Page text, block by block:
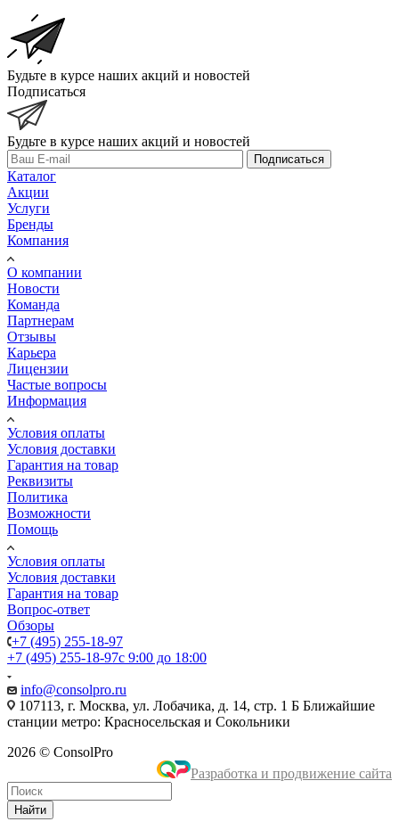
Будьте в курсе наших акций и новостей
Подписаться
Будьте в курсе наших акций и новостей
Подписаться
Каталог
Акции
Услуги
Бренды
Компания
О компании
Новости
Команда
Партнерам
Отзывы
Карьера
Лицензии
Частые вопросы
Информация
Условия оплаты
Условия доставки
Гарантия на товар
Реквизиты
Политика
Возможности
Помощь
Условия оплаты
Условия доставки
Гарантия на товар
Вопрос-ответ
Обзоры
+7 (495) 255-18-97
+7 (495) 255-18-97с 9:00 до 18:00
info@consolpro.ru
107113, г. Москва, ул. Лобачика, д. 14, стр. 1 Б Ближайшие
станции метро: Красносельская и Сокольники
2026 © ConsolPro
Разработка и продвижение сайта
Найти